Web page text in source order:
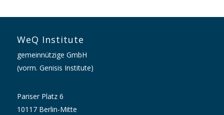
WeQ Institute
gemeinnützige GmbH
(vorm. Genisis Institute)
Pariser Platz 6
10117 Berlin-Mitte